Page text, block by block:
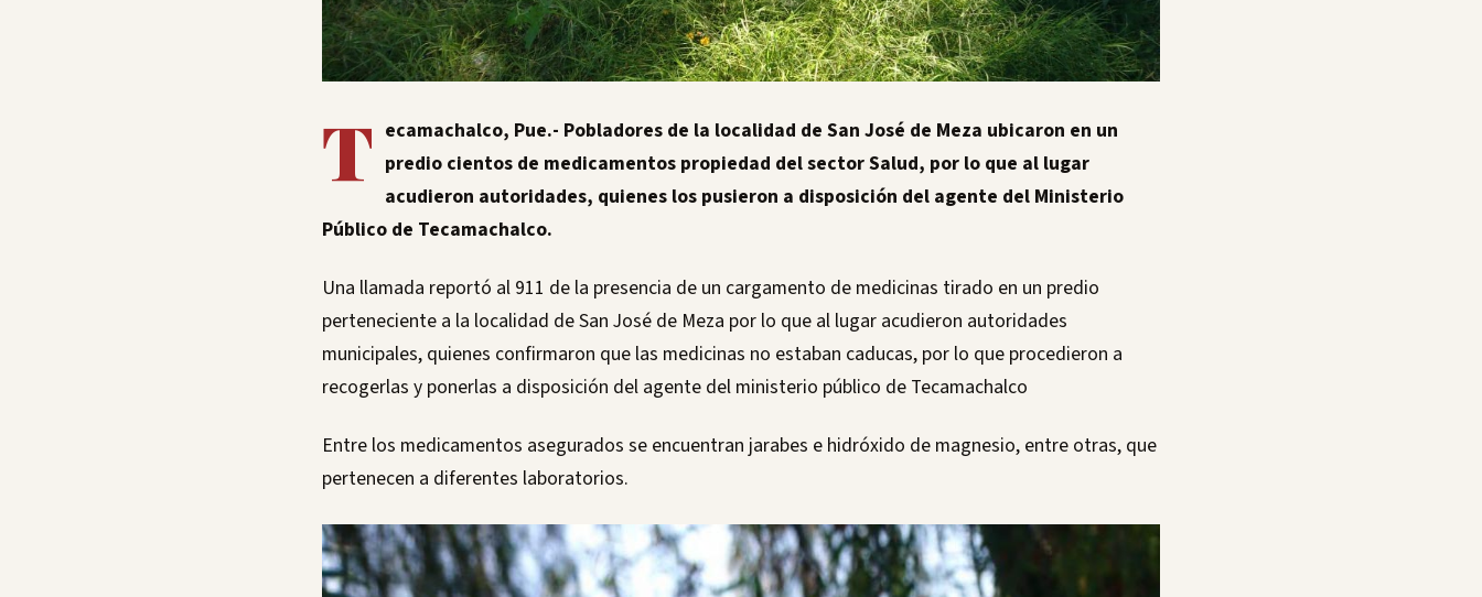
T ecamachalco, Pue.- Pobladores de la localidad de San José de Meza ubicaron en un
predio cientos de medicamentos propiedad del sector Salud, por lo que al lugar
acudieron autoridades, quienes los pusieron a disposición del agente del Ministerio
Público de Tecamachalco.
Una llamada reportó al 911 de la presencia de un cargamento de medicinas tirado en un predio
perteneciente a la localidad de San José de Meza por lo que al lugar acudieron autoridades
municipales, quienes confirmaron que las medicinas no estaban caducas, por lo que procedieron a
recogerlas y ponerlas a disposición del agente del ministerio público de Tecamachalco
Entre los medicamentos asegurados se encuentran jarabes e hidróxido de magnesio, entre otras, que
pertenecen a diferentes laboratorios.